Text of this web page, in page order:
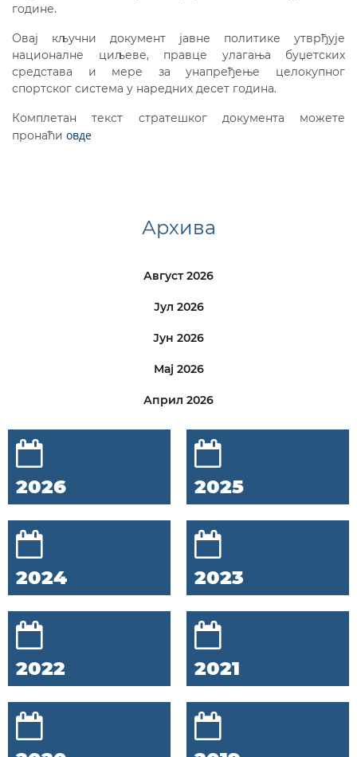
године.
Овај кључни документ јавне политике утврђује
националне циљеве, правце улагања буџетских
средстава и мере за унапређење целокупног
спортског система у наредних десет година.
Комплетан текст стратешког документа можете
пронаћи овде
Архива
Август 2026
Јул 2026
Јун 2026
Мај 2026
Април 2026
2026 2025
2024 2023
2022 2021